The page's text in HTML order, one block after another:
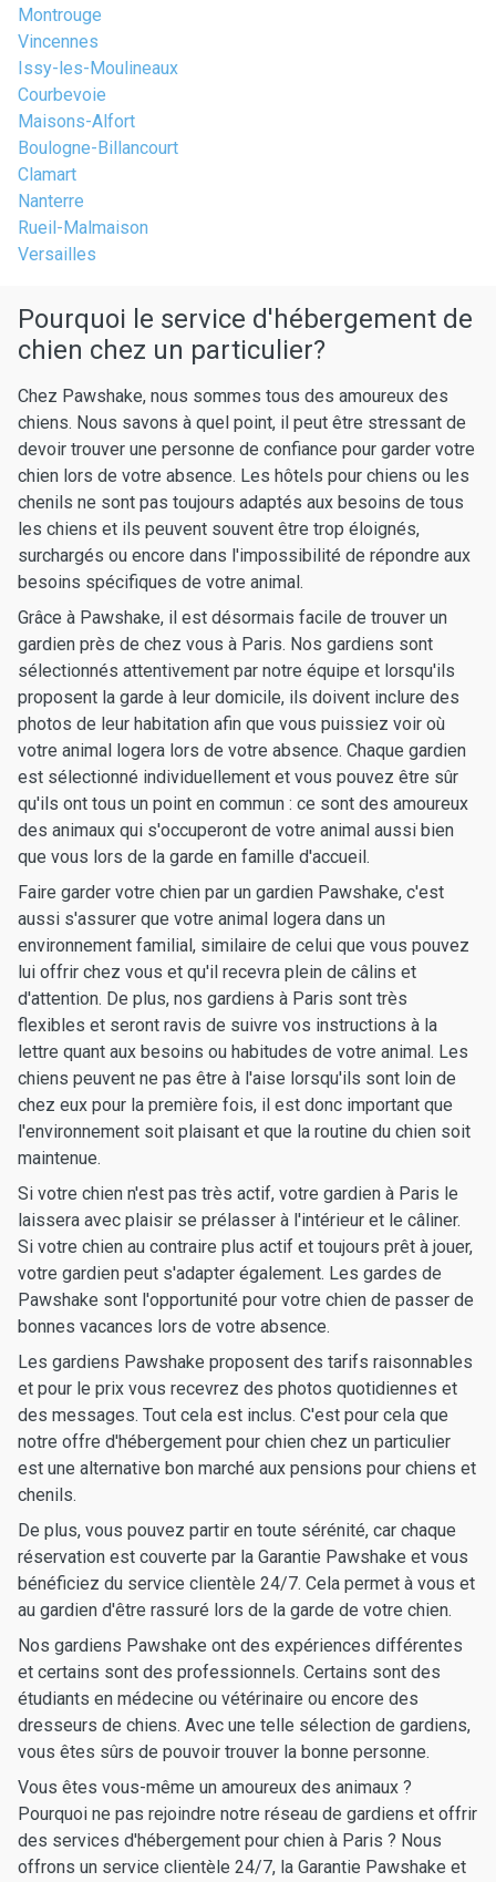
Montrouge
Vincennes
Issy-les-Moulineaux
Courbevoie
Maisons-Alfort
Boulogne-Billancourt
Clamart
Nanterre
Rueil-Malmaison
Versailles
Pourquoi le service d'hébergement de
chien chez un particulier?
Chez Pawshake, nous sommes tous des amoureux des
chiens. Nous savons à quel point, il peut être stressant de
devoir trouver une personne de confiance pour garder votre
chien lors de votre absence. Les hôtels pour chiens ou les
chenils ne sont pas toujours adaptés aux besoins de tous
les chiens et ils peuvent souvent être trop éloignés,
surchargés ou encore dans l'impossibilité de répondre aux
besoins spécifiques de votre animal.
Grâce à Pawshake, il est désormais facile de trouver un
gardien près de chez vous à Paris. Nos gardiens sont
sélectionnés attentivement par notre équipe et lorsqu'ils
proposent la garde à leur domicile, ils doivent inclure des
photos de leur habitation afin que vous puissiez voir où
votre animal logera lors de votre absence. Chaque gardien
est sélectionné individuellement et vous pouvez être sûr
qu'ils ont tous un point en commun : ce sont des amoureux
des animaux qui s'occuperont de votre animal aussi bien
que vous lors de la garde en famille d'accueil.
Faire garder votre chien par un gardien Pawshake, c'est
aussi s'assurer que votre animal logera dans un
environnement familial, similaire de celui que vous pouvez
lui offrir chez vous et qu'il recevra plein de câlins et
d'attention. De plus, nos gardiens à Paris sont très
flexibles et seront ravis de suivre vos instructions à la
lettre quant aux besoins ou habitudes de votre animal. Les
chiens peuvent ne pas être à l'aise lorsqu'ils sont loin de
chez eux pour la première fois, il est donc important que
l'environnement soit plaisant et que la routine du chien soit
maintenue.
Si votre chien n'est pas très actif, votre gardien à Paris le
laissera avec plaisir se prélasser à l'intérieur et le câliner.
Si votre chien au contraire plus actif et toujours prêt à jouer,
votre gardien peut s'adapter également. Les gardes de
Pawshake sont l'opportunité pour votre chien de passer de
bonnes vacances lors de votre absence.
Les gardiens Pawshake proposent des tarifs raisonnables
et pour le prix vous recevrez des photos quotidiennes et
des messages. Tout cela est inclus. C'est pour cela que
notre offre d'hébergement pour chien chez un particulier
est une alternative bon marché aux pensions pour chiens et
chenils.
De plus, vous pouvez partir en toute sérénité, car chaque
réservation est couverte par la Garantie Pawshake et vous
bénéficiez du service clientèle 24/7. Cela permet à vous et
au gardien d'être rassuré lors de la garde de votre chien.
Nos gardiens Pawshake ont des expériences différentes
et certains sont des professionnels. Certains sont des
étudiants en médecine ou vétérinaire ou encore des
dresseurs de chiens. Avec une telle sélection de gardiens,
vous êtes sûrs de pouvoir trouver la bonne personne.
Vous êtes vous-même un amoureux des animaux ?
Pourquoi ne pas rejoindre notre réseau de gardiens et offrir
des services d'hébergement pour chien à Paris ? Nous
offrons un service clientèle 24/7, la Garantie Pawshake et